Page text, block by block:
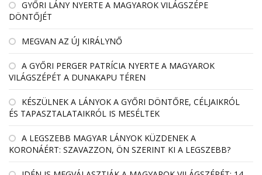
GYŐRI LÁNY NYERTE A MAGYAROK VILÁGSZÉPE
DÖNTŐJÉT
MEGVAN AZ ÚJ KIRÁLYNŐ
A GYŐRI PERGER PATRÍCIA NYERTE A MAGYAROK
VILÁGSZÉPÉT A DUNAKAPU TÉREN
KÉSZÜLNEK A LÁNYOK A GYŐRI DÖNTŐRE, CÉLJAIKRÓL
ÉS TAPASZTALATAIKRÓL IS MESÉLTEK
A LEGSZEBB MAGYAR LÁNYOK KÜZDENEK A
KORONÁÉRT: SZAVAZZON, ÖN SZERINT KI A LEGSZEBB?